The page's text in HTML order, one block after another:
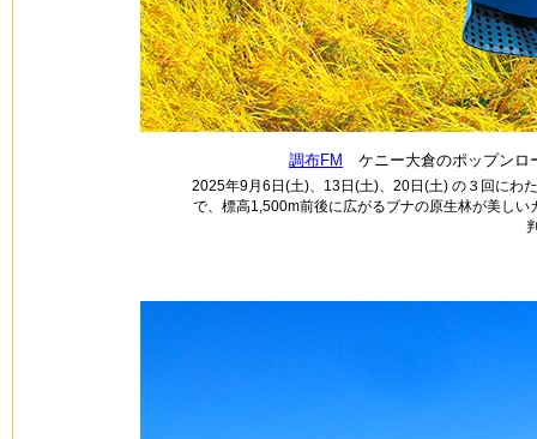
調布FM ケニー大倉のポップンロ
2025年9月6日(土)、13日(土)、20日(土) の３回にわ
で、標高1,500m前後に広がるブナの原生林が美し